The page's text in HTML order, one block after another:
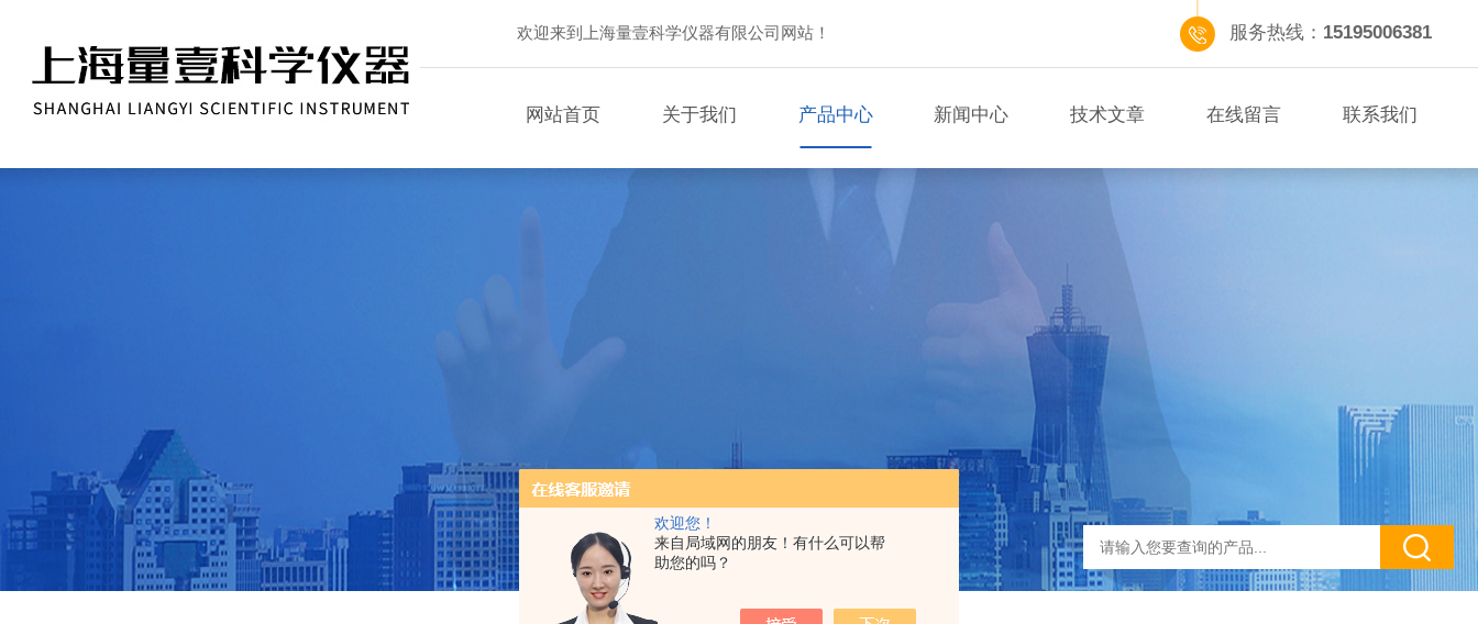
欢迎您！
来自局域网的朋友！有什么可以帮
助您的吗？
欢迎来到上海量壹科学仪器有限公司网站！ 服务热线： 15195006381
网站首页 关于我们 产品中心 新闻中心 技术文章 在线留言 联系我们